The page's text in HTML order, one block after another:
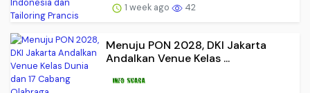
1 week ago 42
Menuju PON 2028, DKI Jakarta
Andalkan Venue Kelas ...